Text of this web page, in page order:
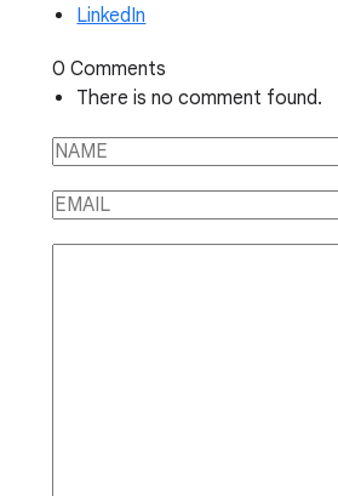
LinkedIn
0 Comments
There is no comment found.